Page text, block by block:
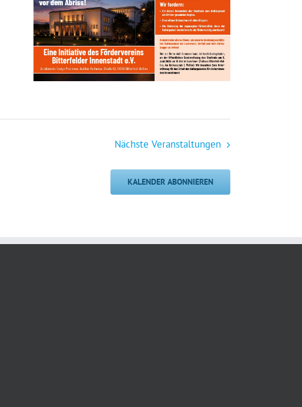
NächsteVeranstaltungen
KALENDER ABONNIEREN